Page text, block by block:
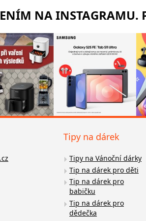
NA INSTAGRAMU.
Tipy na dárek
Tipy na Vánoční dárky
Tip na dárek pro děti
Tip na dárek pro
babičku
Tip na dárek pro
dědečka